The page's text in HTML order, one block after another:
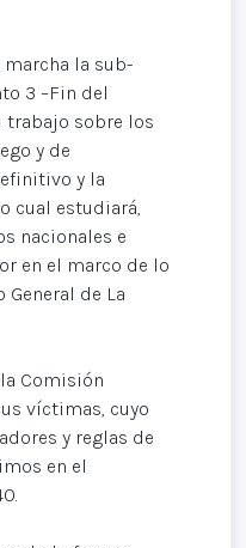
la sub-
3 –Fin del
trabajo sobre los
y de
y la
cual estudiará,
nacionales e
en el marco de lo
de La
Comisión
víctimas, cuyo
y reglas de
en el